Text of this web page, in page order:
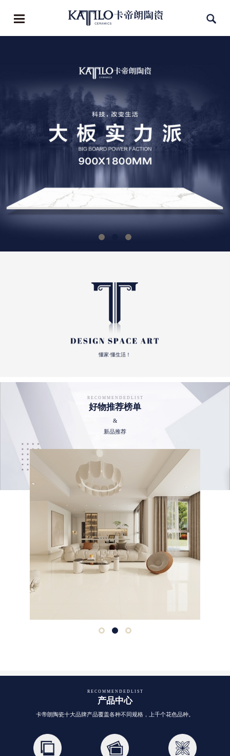
懂家·懂生活！
R E C O M M E N D E D L I S T
好物推荐榜单
&
新品推荐
R E C O M M E N D E D L I S T
产品中心
卡帝朗陶瓷十大品牌产品覆盖各种不同规格，上千个花色品种。